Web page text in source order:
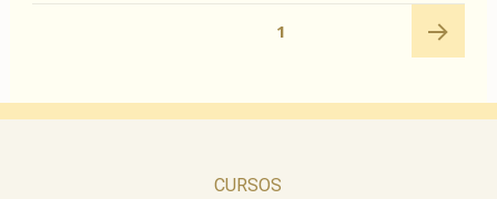
PÁGINA1
CURSOS